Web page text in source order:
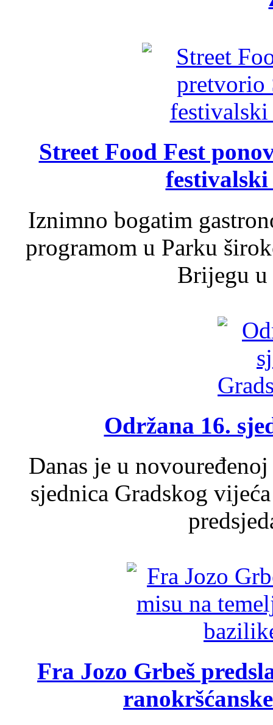
Street Food Fest
Iznimno bogatim
programom u Parku
Brijegu u
Održana 16.
Danas je u
sjednica Gradskog
Fra Jozo Grbeš